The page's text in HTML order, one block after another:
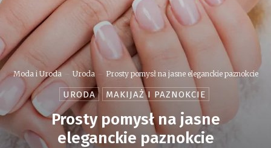
Moda i Uroda Uroda Prosty pomysł na jasne eleganckie paznokcie
URODA MAKIJAŻ I PAZNOKCIE
Prosty pomysł na jasne
eleganckie paznokcie